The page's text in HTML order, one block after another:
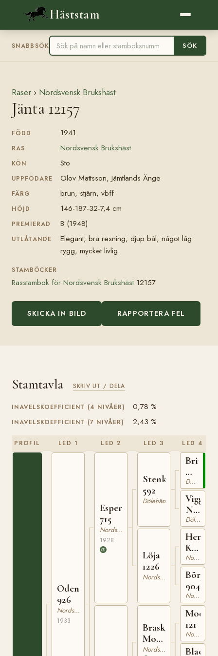
Häststam
SNABBSÖK SÖK
Raser › Nordsvensk Brukshäst
Jänta 12157
FÖDD 1941
RAS Nordsvensk Brukshäst
KÖN Sto
UPPFÖDARE Olov Mattsson, Jämtlands Änge
FÄRG brun, stjärn, vbff
HÖJD 146-187-32-7,4 cm
PREMIERAD B (1948)
UTLÅTANDE
Elegant, bra resning, djup bål, något låg
rygg, mycket livlig.
STAMBÖCKER
Rasstambok för Nordsvensk Brukshäst12157
SKICKA IN BILD RAPPORTERA FEL
Stamtavla SKRIV UT / DELA
INAVELSKOEFFICIENT (4 NIVÅER) 0,78 %
INAVELSKOEFFICIENT (7 NIVÅER) 2,43 %
PROFIL LED 1
Odenbrun
926
Nordsvensk Brukshäst
1933
LED 2
Esper
715
Nordsvensk Brukshäst
1928
LED 3
Stenkil
592
Dölehäst
Löja
1226
Nordsvensk Brukshäst
Brask-
Modig
317 Nordsvensk Brukshäst
LED 4
Brimin
N
825
Dölehäst
Vigga
N
2598
Dölehäst
Kax
349
Nordsvensk Brukshäst
Börja
904
Nordsvensk Brukshäst
Modig
121
Nordsvensk Brukshäst
Blacka